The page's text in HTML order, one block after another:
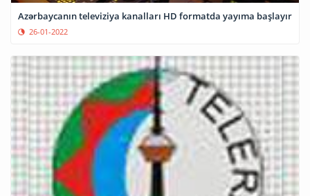
Azərbaycanın televiziya kanalları HD formatda yayıma başlayır
26-01-2022